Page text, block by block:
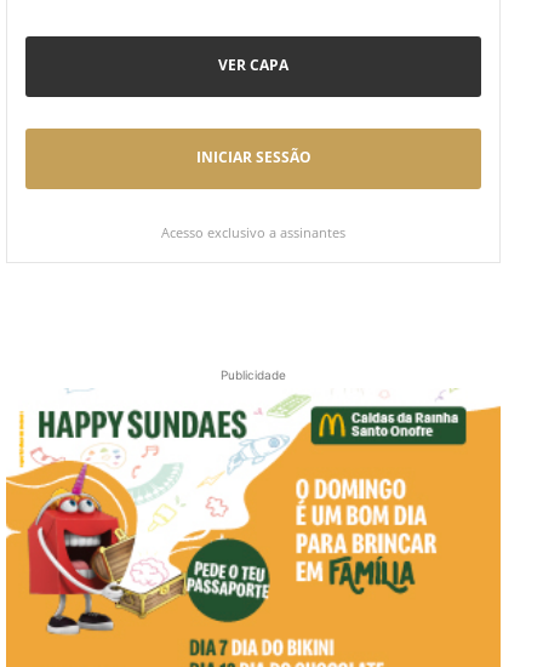
VER CAPA
INICIAR SESSÃO
Acesso exclusivo a assinantes
Publicidade